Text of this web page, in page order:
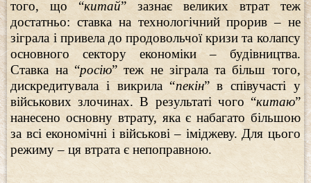
того, що “китай” зазнає великих втрат теж
достатньо: ставка на технологічний прорив – не
зіграла і привела до продовольчої кризи та колапсу
основного сектору економіки – будівництва.
Ставка на “росію” теж не зіграла та більш того,
дискредитувала і викрила “пекін” в співучасті у
військових злочинах. В результаті чого “китаю”
нанесено основну втрату, яка є набагато більшою
за всі економічні і військові – іміджеву. Для цього
режиму – ця втрата є непоправною.